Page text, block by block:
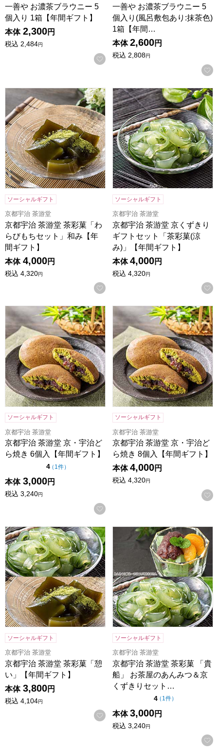
一善や お濃茶ブラウニー 5
個入り 1箱【年間ギフト】
本体 2,300円
税込 2,484円
お気に入りに登録する
一善や お濃茶ブラウニー 5
個入り(風呂敷包あり:抹茶色)
1箱【年間…
本体 2,600円
税込 2,808円
京都宇治 茶游堂 茶彩菓「わらびもちセット」和み【年間ギ
ソーシャルギフト
京都宇治 茶游堂
京都宇治 茶游堂 茶彩菓「わ
らびもちセット」和み【年
間ギフト】
本体 4,000円
税込 4,320円
お気に入りに登録する
京都宇治 茶游堂 京くずきり
ソーシャルギフト
京都宇治 茶游堂
京都宇治 茶游堂 京くずきり
ギフトセット「茶彩菓(涼
み)」【年間ギフト】
本体 4,000円
税込 4,320円
京都宇治 茶游堂 京・宇治どら焼き 6個入【年間ギフト】
ソーシャルギフト
京都宇治 茶游堂
京都宇治 茶游堂 京・宇治ど
ら焼き 6個入【年間ギフト】
4点（5点満点中）
（ 1件の評価
）
本体 3,000円
税込 3,240円
お気に入りに登録する
京都宇治 茶游堂 京・宇治ど
ソーシャルギフト
京都宇治 茶游堂
京都宇治 茶游堂 京・宇治ど
ら焼き 8個入【年間ギフト】
本体 4,000円
税込 4,320円
京都宇治 茶游堂 茶彩菓「憩い」【年間ギフト】
ソーシャルギフト
京都宇治 茶游堂
京都宇治 茶游堂 茶彩菓「憩
い」【年間ギフト】
本体 3,800円
税込 4,104円
お気に入りに登録する
京都宇治 茶游堂 茶彩菓 「貴
ソーシャルギフト
京都宇治 茶游堂
京都宇治 茶游堂 茶彩菓 「貴
船」 お茶屋のあんみつ＆京
くずきりセット…
4点（5点満点中）
（ 1件の評価
）
本体 3,000円
税込 3,240円